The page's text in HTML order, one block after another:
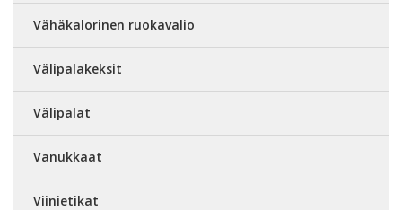
Vähäkalorinen ruokavalio
Välipalakeksit
Välipalat
Vanukkaat
Viinietikat